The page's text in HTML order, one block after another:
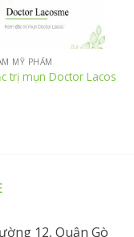
MỸ PHẨM
trị mụn Doctor Lacos
12, Quận Gò